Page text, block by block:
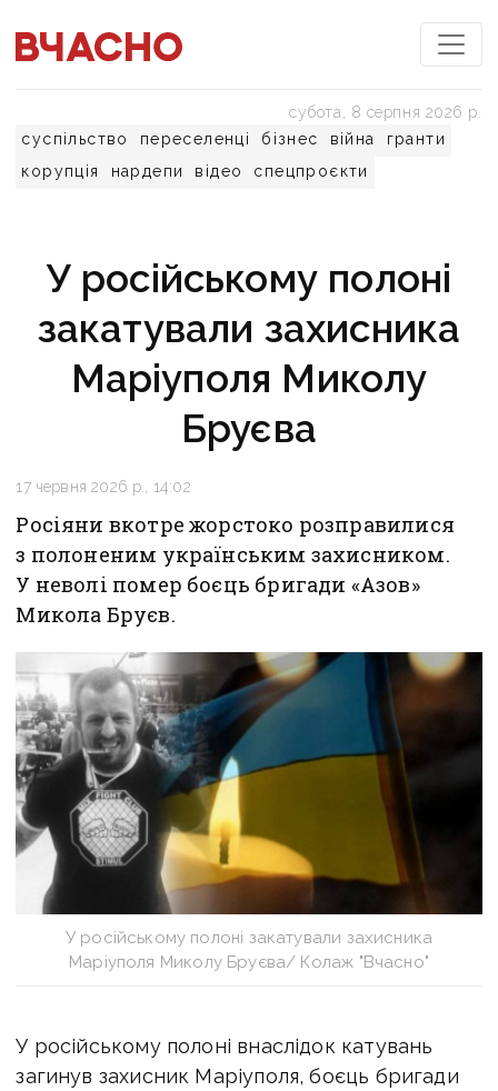
суспільство переселенці бізнес війна
гранти
корупція
нардепи відео спецпроєкти
субота, 8 серпня 2026 р.
У російському полоні
закатували захисника
Маріуполя Миколу
Бруєва
17 червня 2026 р., 14:02
Росіяни вкотре жорстоко розправилися
з полоненим українським захисником.
У неволі помер боєць бригади «Азов»
Микола Бруєв.
У російському полоні закатували захисника
Маріуполя Миколу Бруєва/ Колаж "Вчасно"
У російському полоні внаслідок катувань
загинув захисник Маріуполя, боєць бригади